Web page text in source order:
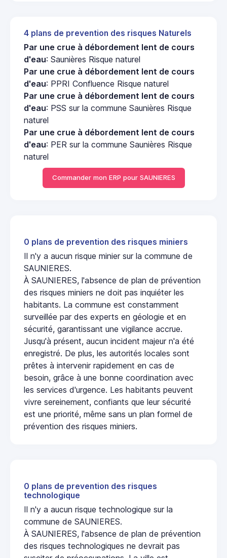
4 plans de prevention des risques Naturels
Par une crue à débordement lent de cours
d'eau: Saunières Risque naturel
Par une crue à débordement lent de cours
d'eau: PPRI Confluence Risque naturel
Par une crue à débordement lent de cours
d'eau: PSS sur la commune Saunières Risque
naturel
Par une crue à débordement lent de cours
d'eau: PER sur la commune Saunières Risque
naturel
Commander mon ERP pour SAUNIERES
0 plans de prevention des risques miniers
Il n'y a aucun risque minier sur la commune de
SAUNIERES.
À SAUNIERES, l'absence de plan de prévention
des risques miniers ne doit pas inquiéter les
habitants. La commune est constamment
surveillée par des experts en géologie et en
sécurité, garantissant une vigilance accrue.
Jusqu'à présent, aucun incident majeur n'a été
enregistré. De plus, les autorités locales sont
prêtes à intervenir rapidement en cas de
besoin, grâce à une bonne coordination avec
les services d'urgence. Les habitants peuvent
vivre sereinement, confiants que leur sécurité
est une priorité, même sans un plan formel de
prévention des risques miniers.
0 plans de prevention des risques
technologique
Il n'y a aucun risque technologique sur la
commune de SAUNIERES.
À SAUNIERES, l'absence de plan de prévention
des risques technologiques ne devrait pas